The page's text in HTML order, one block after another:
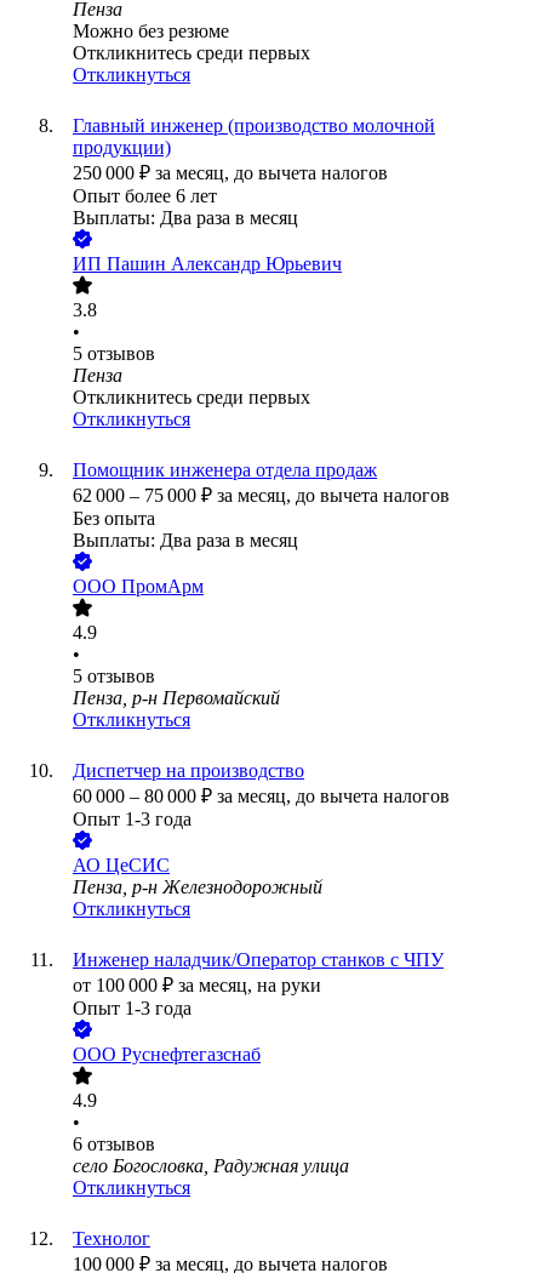
Пенза
Можно без резюме
Откликнитесь среди первых
Откликнуться
Главный инженер (производство молочной
продукции)
250 000 ₽ за месяц, до вычета налогов
Опыт более 6 лет
Выплаты: Два раза в месяц
ИП Пашин Александр Юрьевич
3.8
•
5 отзывов
Пенза
Откликнитесь среди первых
Откликнуться
Помощник инженера отдела продаж
62 000 – 75 000 ₽ за месяц, до вычета налогов
Без опыта
Выплаты: Два раза в месяц
ООО ПромАрм
4.9
•
5 отзывов
Пенза, р-н Первомайский
Откликнуться
Диспетчер на производство
60 000 – 80 000 ₽ за месяц, до вычета налогов
Опыт 1-3 года
АО ЦеСИС
Пенза, р-н Железнодорожный
Откликнуться
Инженер наладчик/Оператор станков с ЧПУ
от 100 000 ₽ за месяц, на руки
Опыт 1-3 года
ООО Руснефтегазснаб
4.9
•
6 отзывов
село Богословка, Радужная улица
Откликнуться
Технолог
100 000 ₽ за месяц, до вычета налогов